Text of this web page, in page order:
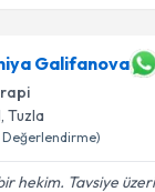
Galifanova
, Tuzla
Değerlendirme)
hekim. Tavsiye